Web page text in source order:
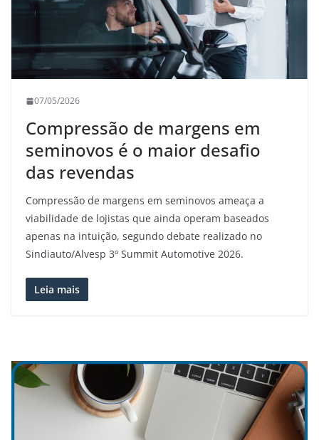
07/05/2026
Compressão de margens em
seminovos é o maior desafio
das revendas
Compressão de margens em seminovos ameaça a
viabilidade de lojistas que ainda operam baseados
apenas na intuição, segundo debate realizado no
Sindiauto/Alvesp 3º Summit Automotive 2026.
Leia mais